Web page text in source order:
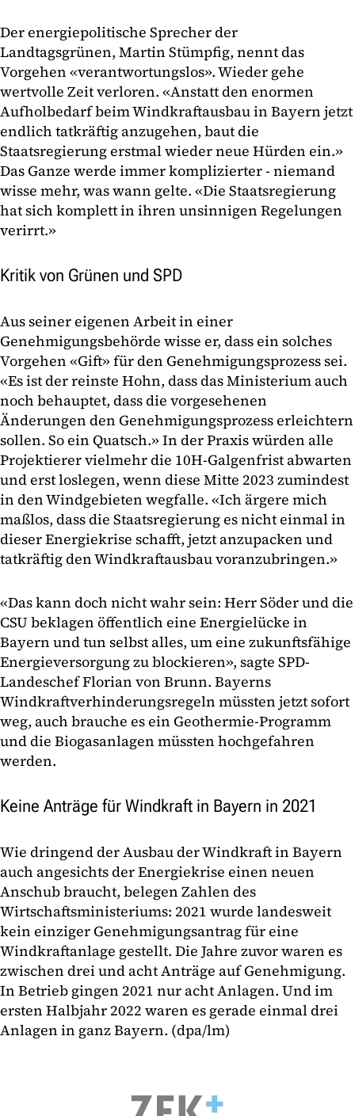
Der energiepolitische Sprecher der
Landtagsgrünen, Martin Stümpfig, nennt das
Vorgehen «verantwortungslos». Wieder gehe
wertvolle Zeit verloren. «Anstatt den enormen
Aufholbedarf beim Windkraftausbau in Bayern jetzt
endlich tatkräftig anzugehen, baut die
Staatsregierung erstmal wieder neue Hürden ein.»
Das Ganze werde immer komplizierter - niemand
wisse mehr, was wann gelte. «Die Staatsregierung
hat sich komplett in ihren unsinnigen Regelungen
verirrt.»
Kritik von Grünen und SPD
Aus seiner eigenen Arbeit in einer
Genehmigungsbehörde wisse er, dass ein solches
Vorgehen «Gift» für den Genehmigungsprozess sei.
«Es ist der reinste Hohn, dass das Ministerium auch
noch behauptet, dass die vorgesehenen
Änderungen den Genehmigungsprozess erleichtern
sollen. So ein Quatsch.» In der Praxis würden alle
Projektierer vielmehr die 10H-Galgenfrist abwarten
und erst loslegen, wenn diese Mitte 2023 zumindest
in den Windgebieten wegfalle. «Ich ärgere mich
maßlos, dass die Staatsregierung es nicht einmal in
dieser Energiekrise schafft, jetzt anzupacken und
tatkräftig den Windkraftausbau voranzubringen.»
«Das kann doch nicht wahr sein: Herr Söder und die
CSU beklagen öffentlich eine Energielücke in
Bayern und tun selbst alles, um eine zukunftsfähige
Energieversorgung zu blockieren», sagte SPD-
Landeschef Florian von Brunn. Bayerns
Windkraftverhinderungsregeln müssten jetzt sofort
weg, auch brauche es ein Geothermie-Programm
und die Biogasanlagen müssten hochgefahren
werden.
Keine Anträge für Windkraft in Bayern in 2021
Wie dringend der Ausbau der Windkraft in Bayern
auch angesichts der Energiekrise einen neuen
Anschub braucht, belegen Zahlen des
Wirtschaftsministeriums: 2021 wurde landesweit
kein einziger Genehmigungsantrag für eine
Windkraftanlage gestellt. Die Jahre zuvor waren es
zwischen drei und acht Anträge auf Genehmigung.
In Betrieb gingen 2021 nur acht Anlagen. Und im
ersten Halbjahr 2022 waren es gerade einmal drei
Anlagen in ganz Bayern. (dpa/lm)